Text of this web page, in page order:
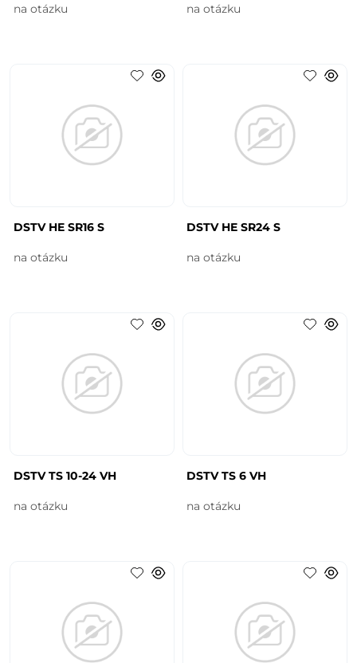
na otázku na otázku
DSTV HE SR16 S
na otázku
DSTV HE SR24 S
na otázku
DSTV TS 10-24 VH
na otázku
DSTV TS 6 VH
na otázku